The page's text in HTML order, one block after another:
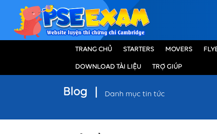
TRANG CHỦ STARTERS MOVERS
DOWNLOAD TÀI LIỆU TRỢ GIÚP
Blog Danh mục tin tức